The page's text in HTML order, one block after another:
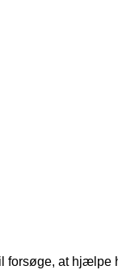
forsøge, at hjælpe